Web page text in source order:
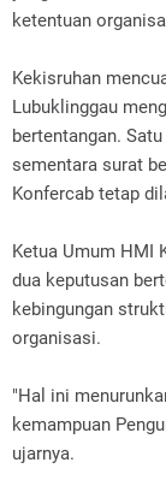
ketentuan
Kekisruhan
Lubuklinggau
bertentangan.
sementara surat
Konfercab tetap
Ketua Umum HMI
dua keputusan
kebingungan
organisasi.
"Hal ini
kemampuan
ujarnya.